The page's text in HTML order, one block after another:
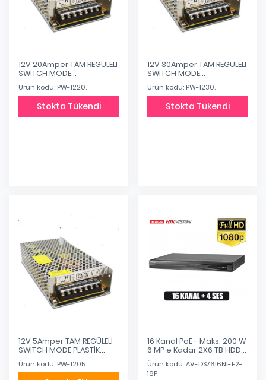
12V 20Amper TAM REGÜLELİ
SWİTCH MODE
SOĞUTUCULU METAL
Ürün kodu: PW-1220.
Stokta Tükendi
12V 30Amper TAM REGÜLELİ
SWİTCH MODE
SOĞUTUCULU METAL
Ürün kodu: PW-1230.
Stokta Tükendi
12V 5Amper TAM REGÜLELİ
SWİTCH MODE PLASTİK
ADAPTÖR
Ürün kodu: PW-1205.
16 Kanal PoE - Maks. 200 W
6 MP e Kadar 2X6 TB HDD
IP Kayıt Cihazı
Ürün kodu: AV-DS7616NI-E2-
16P